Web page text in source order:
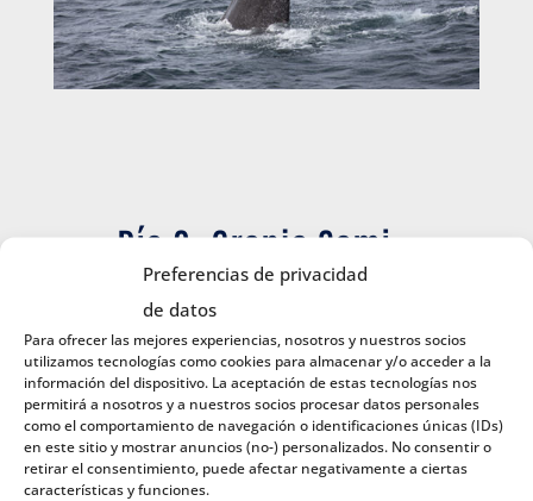
Preferencias de privacidad
de datos
Para ofrecer las mejores experiencias, nosotros y nuestros socios
utilizamos tecnologías como cookies para almacenar y/o acceder a la
información del dispositivo. La aceptación de estas tecnologías nos
permitirá a nosotros y a nuestros socios procesar datos personales
como el comportamiento de navegación o identificaciones únicas (IDs)
en este sitio y mostrar anuncios (no-) personalizados. No consentir o
retirar el consentimiento, puede afectar negativamente a ciertas
características y funciones.
Día 3. Granja Sami –
Navegación de Vesteralen a
Lofoten
Hoy tomaremos rumbo sur en las islas Vesteralen,
dirección al archipiélago de Lofoten, que aunque
estén juntas sobre el mapa, esconden características
únicas y muy distintivas.
De camino a Sortland visitaremos una típica granja